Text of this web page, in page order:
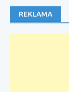
REKLAMA